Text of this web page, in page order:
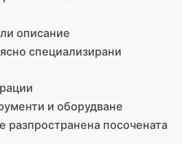
описание
специализирани
и оборудване
разпространена посочената